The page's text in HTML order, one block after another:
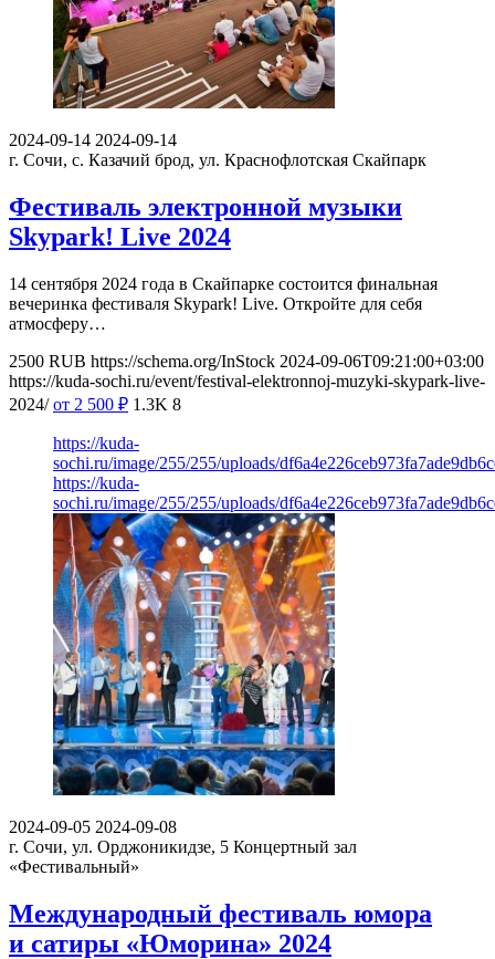
2024-09-14 2024-09-14
г. Сочи, с. Казачий брод, ул. Краснофлотская Скайпарк
Фестиваль электронной музыки
Skypark! Live 2024
14 сентября 2024 года в Скайпарке состоится финальная
вечеринка фестиваля Skypark! Live. Откройте для себя
атмосферу…
2500 RUB https://schema.org/InStock 2024-09-06T09:21:00+03:00
https://kuda-sochi.ru/event/festival-elektronnoj-muzyki-skypark-live-
2024/ от 2 500 ₽ 1.3K 8
https://kuda-
sochi.ru/image/255/255/uploads/
https://kuda-
sochi.ru/image/255/255/uploads/
2024-09-05 2024-09-08
г. Сочи, ул. Орджоникидзе, 5 Концертный зал
«Фестивальный»
Международный фестиваль юмора
и сатиры «Юморина» 2024